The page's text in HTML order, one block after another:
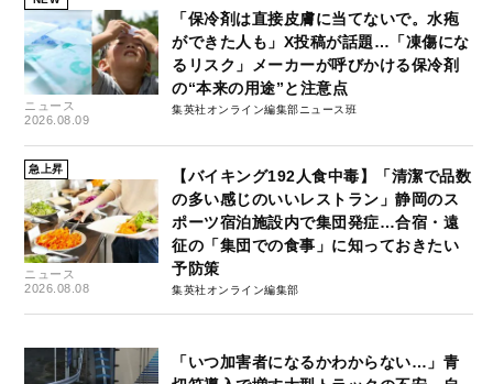
ニュース
2026.08.09
「保冷剤は直接皮膚に当てないで。水疱
ができた人も」X投稿が話題…「凍傷にな
るリスク」メーカーが呼びかける保冷剤
の“本来の用途”と注意点
集英社オンライン編集部ニュース班
急上昇
ニュース
2026.08.08
【バイキング192人食中毒】「清潔で品数
の多い感じのいいレストラン」静岡のス
ポーツ宿泊施設内で集団発症…合宿・遠
征の「集団での食事」に知っておきたい
予防策
集英社オンライン編集部
「いつ加害者になるかわからない…」青